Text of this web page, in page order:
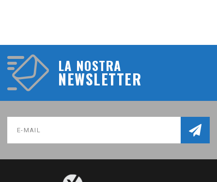
LA NOSTRA
NEWSLETTER